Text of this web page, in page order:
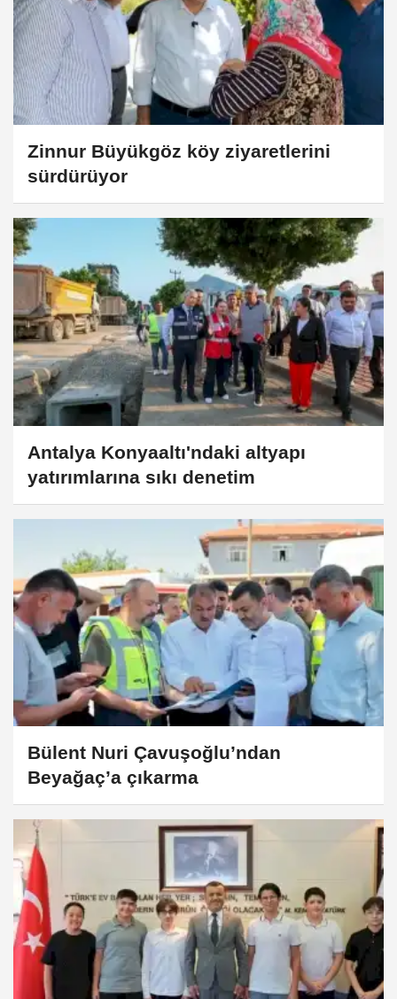
Zinnur Büyükgöz köy ziyaretlerini
sürdürüyor
Antalya Konyaaltı'ndaki altyapı
yatırımlarına sıkı denetim
Bülent Nuri Çavuşoğlu’ndan
Beyağaç’a çıkarma